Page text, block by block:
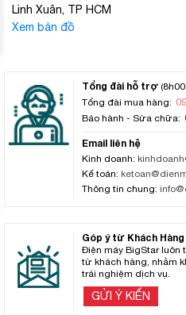
Linh Xuân, TP HCM
Xem bản đồ
Tổng đài hỗ trợ
Tổng đài mua hàng:
Bảo hành - Sửa chữa:
Email liên hệ
Kinh doanh:
Kế toán:
Thông tin chung:
Góp ý từ Khách Hàng
Điện máy BigStar luôn
từ khách hàng, nhằm
trải nghiệm dịch vụ.
GỬI Ý KIẾN